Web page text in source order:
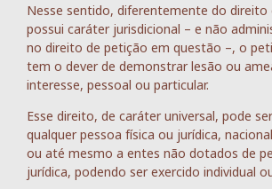
Nesse sentido, diferentemente do direito
possui caráter jurisdicional – e não
no direito de petição em questão –, o
tem o dever de demonstrar lesão ou
interesse, pessoal ou particular.
Esse direito, de caráter universal, pode
qualquer pessoa física ou jurídica,
ou até mesmo a entes não dotados de
jurídica, podendo ser exercido individual